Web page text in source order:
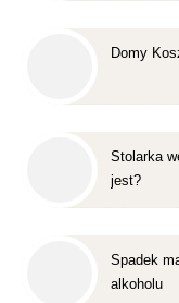
Domy
Stolarka
jest?
Spadek
alkoholu